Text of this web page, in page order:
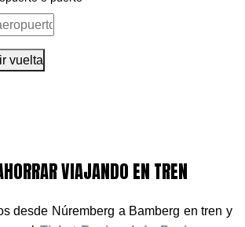
VIAJANDO EN TREN
elTicket Regional de Bavieraque